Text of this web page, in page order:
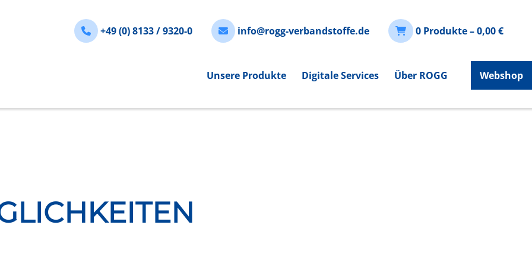
+49 (0) 8133 / 9320-0 info@rogg-verbandstoffe.de 0 Produkte –0,00€
Unsere Produkte Digitale Services Über ROGG Webshop